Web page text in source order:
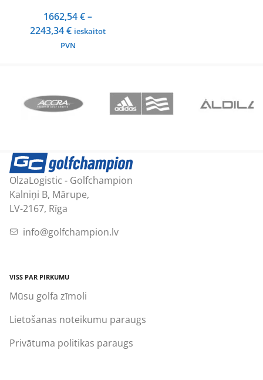
1662,54€ –
2243,34€Price
range:
ieskaitot
PVN
OlzaLogistic - Golfchampion
Kalniņi B, Mārupe,
LV-2167, Rīga
info@golfchampion.lv
VISS PAR PIRKUMU
Mūsu golfa zīmoli
Lietošanas noteikumu paraugs
Privātuma politikas paraugs